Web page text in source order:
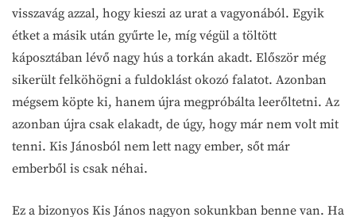
visszavág azzal, hogy kieszi az urat a vagyonából. Egyik
étket a másik után gyűrte le, míg végül a töltött
káposztában lévő nagy hús a torkán akadt. Először még
sikerült felköhögni a fuldoklást okozó falatot. Azonban
mégsem köpte ki, hanem újra megpróbálta leerőltetni. Az
azonban újra csak elakadt, de úgy, hogy már nem volt mit
tenni. Kis Jánosból nem lett nagy ember, sőt már
emberből is csak néhai.
Ez a bizonyos Kis János nagyon sokunkban benne van. Ha